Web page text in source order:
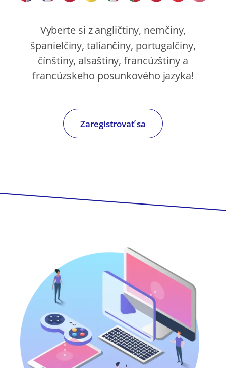
Vyberte si z angličtiny, nemčiny,
španielčiny, taliančiny, portugalčiny,
čínštiny, alsaštiny, francúzštiny a
francúzskeho posunkového jazyka!
Zaregistrovať sa